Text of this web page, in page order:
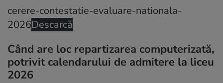
cerere-contestatie-evaluare-nationala-
2026Descarcă
Când are loc repartizarea computerizată,
potrivit calendarului de admitere la liceu
2026